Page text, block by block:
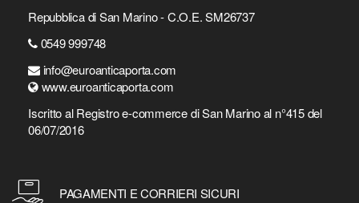
Repubblica di San Marino - C.O.E. SM26737
0549 999748
info@euroanticaporta.com
www.euroanticaporta.com
Iscritto al Registro e-commerce di San Marino al n°415 del
06/07/2016
PAGAMENTI E CORRIERI SICURI